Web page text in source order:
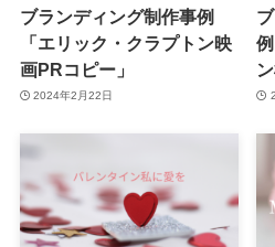
ブランディング制作事例
「エリック・クラプトン映
画PRコピー」
2024年2月22日